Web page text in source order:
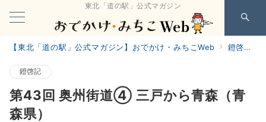
東北「道の駅」公式マガジン
【東北「道の駅」公式マガジン】おでかけ・みちこWeb 鐙啓記
鐙啓記
第43回 奥州街道④ 三戸から青森（青
森県）